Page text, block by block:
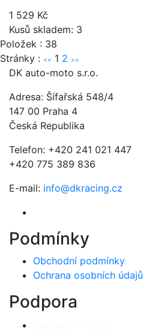
1 529 Kč
Kusů skladem: 3
Položek : 38
Stránky : << 1 2 >>
DK auto-moto s.r.o.
Adresa: Šífařská 548/4
147 00 Praha 4
Česká Republika
Telefon: +420 241 021 447
+420 775 389 836
E-mail: info@dkracing.cz
Podmínky
Obchodní podmínky
Ochrana osobních údajů
Podpora